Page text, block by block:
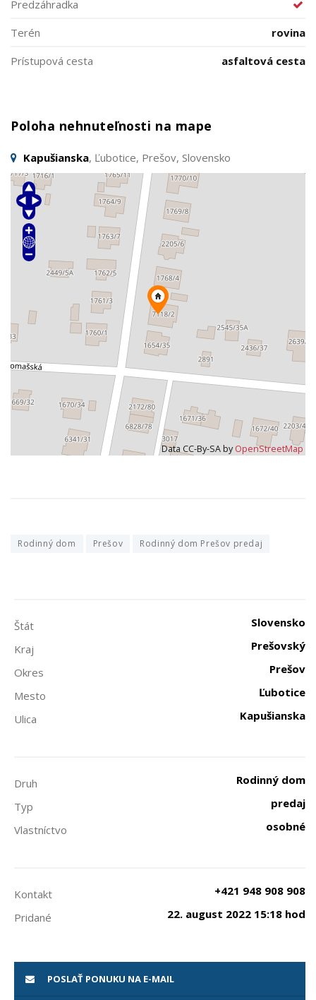
Predzáhradka
Terén
rovina
Prístupová cesta
asfaltová cesta
Poloha nehnuteľnosti na mape
Kapušianska, Ľubotice, Prešov, Slovensko
Data CC-By-SA by OpenStreetMap
Rodinný dom Prešov Rodinný dom Prešov predaj
Štát
Slovensko
Kraj
Prešovský
Okres
Prešov
Mesto
Ľubotice
Ulica
Kapušianska
Druh
Rodinný dom
Typ
predaj
Vlastníctvo
osobné
Kontakt
+421 948 908 908
Pridané
22. august 2022 15:18 hod
POSLAŤ PONUKU NA E-MAIL